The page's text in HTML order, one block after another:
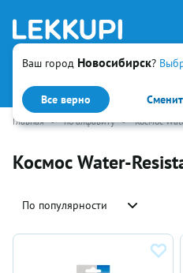
Ваш город Новосибирск?
Все верно
Искать
Главная • по алфавиту • Космос
Космос Water-
По популярности